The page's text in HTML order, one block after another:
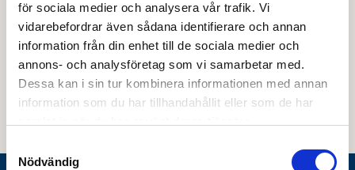
för sociala medier och analysera vår trafik. Vi
vidarebefordrar även sådana identifierare och annan
information från din enhet till de sociala medier och
annons- och analysföretag som vi samarbetar med.
Dessa kan i sin tur kombinera informationen med annan
information som du har tillhandahållit eller som de har
Nödvändig
nyhetsbrev så accepterar du innehållet i vårintegritetspolicy. Du kan hitta
tidigare nyhetsbrev